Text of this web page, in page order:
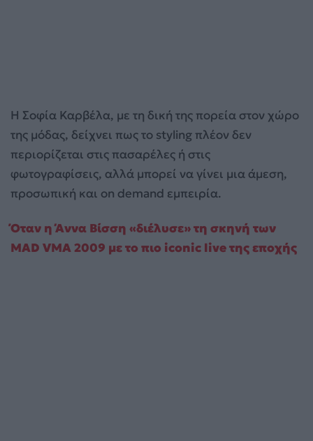
Η Σοφία Καρβέλα, με τη δική της πορεία στον χώρο
της μόδας, δείχνει πως το styling πλέον δεν
περιορίζεται στις πασαρέλες ή στις
φωτογραφίσεις, αλλά μπορεί να γίνει μια άμεση,
προσωπική και on demand εμπειρία.
Όταν η Άννα Βίσση «διέλυσε» τη σκηνή των
MAD VMA 2009 με το πιο iconic live της εποχής